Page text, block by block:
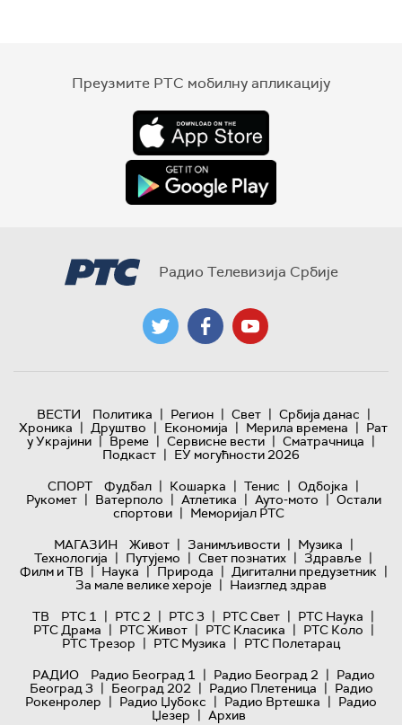
Преузмите РТС мобилну апликацију
Радио Телевизија Србије
ВЕСТИ Политика | Регион | Свет | Србија данас |
Хроника | Друштво | Економија | Мерила времена | Рат
у Украјини | Време | Сервисне вести | Сматрачница |
Подкаст | ЕУ могућности 2026
СПОРТ
Фудбал | Кошарка | Тенис | Одбојка |
Рукомет | Ватерполо | Атлетика | Ауто-мото | Остали
спортови | Меморијал РТС
МАГАЗИН
Живот | Занимљивости | Музика |
Технологијa | Путујемо | Свет познатих | Здравље |
Филм и ТВ | Наука | Природа | Дигитални предузетник |
За мале велике хероје | Наизглед здрав
ТВ
РТС 1 | РТС 2 | РТС 3 | РТС Свет | РТС Наука |
РТС Драма | РТС Живот | РТС Класика | РТС Коло |
РТС Трезор | РТС Музика | РТС Полетарац
РАДИО
Радио Београд 1 | Радио Београд 2 | Радио
Београд 3 | Београд 202 | Радио Плетеница | Радио
Рокенролер | Радио Џубокс | Радио Вртешка | Радио
Џезер | Архив